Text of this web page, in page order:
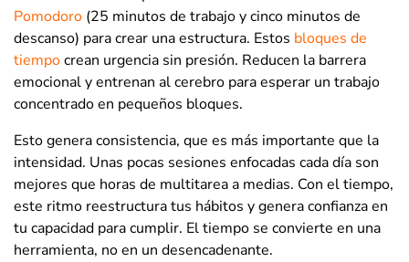
Pomodoro (25 minutos de trabajo y cinco minutos de
descanso) para crear una estructura. Estos bloques de
tiempocrean urgencia sin presión. Reducen la barrera
emocional y entrenan al cerebro para esperar un trabajo
concentrado en pequeños bloques.
Esto genera consistencia, que es más importante que la
intensidad. Unas pocas sesiones enfocadas cada día son
mejores que horas de multitarea a medias. Con el tiempo,
este ritmo reestructura tus hábitos y genera confianza en
tu capacidad para cumplir. El tiempo se convierte en una
herramienta, no en un desencadenante.